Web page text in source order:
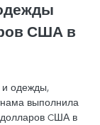
США в
и одежды,
выполнила
CША в